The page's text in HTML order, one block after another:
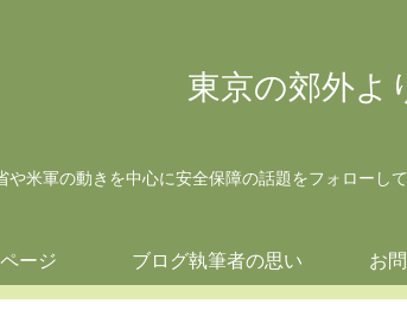
東京の郊外よ
や米軍の動きを中心に安全保障の話題をフォローし
ージ ブログ執筆者の思い お